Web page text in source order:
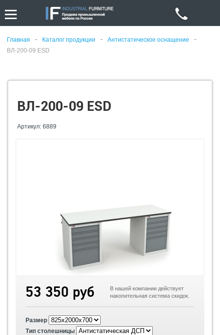
Главная - Каталог продукции - Антистатическое оснащение -
ВЛ-200-09 ESD
ВЛ-200-09 ESD
Артикул: 6889
53 350 руб
В нашей компании действует
накопительная система скидок.
Размер
Тип столешницы